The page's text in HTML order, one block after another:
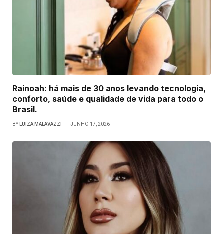
Rainoah: há mais de 30 anos levando tecnologia,
conforto, saúde e qualidade de vida para todo o
Brasil.
BY LUIZA MALAVAZZI JUNHO 17, 2026